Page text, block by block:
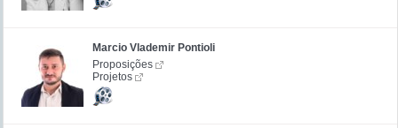
Marcio Vlademir Pontioli
Proposições
Projetos